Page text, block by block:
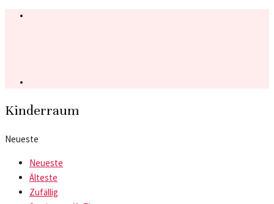
Kinderraum
Neueste
Neueste
Älteste
Zufällig